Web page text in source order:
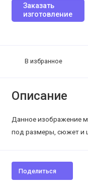
Заказать
изготовление
В избранное
Описание
Данное изображение
под размеры, сюжет и
Поделиться